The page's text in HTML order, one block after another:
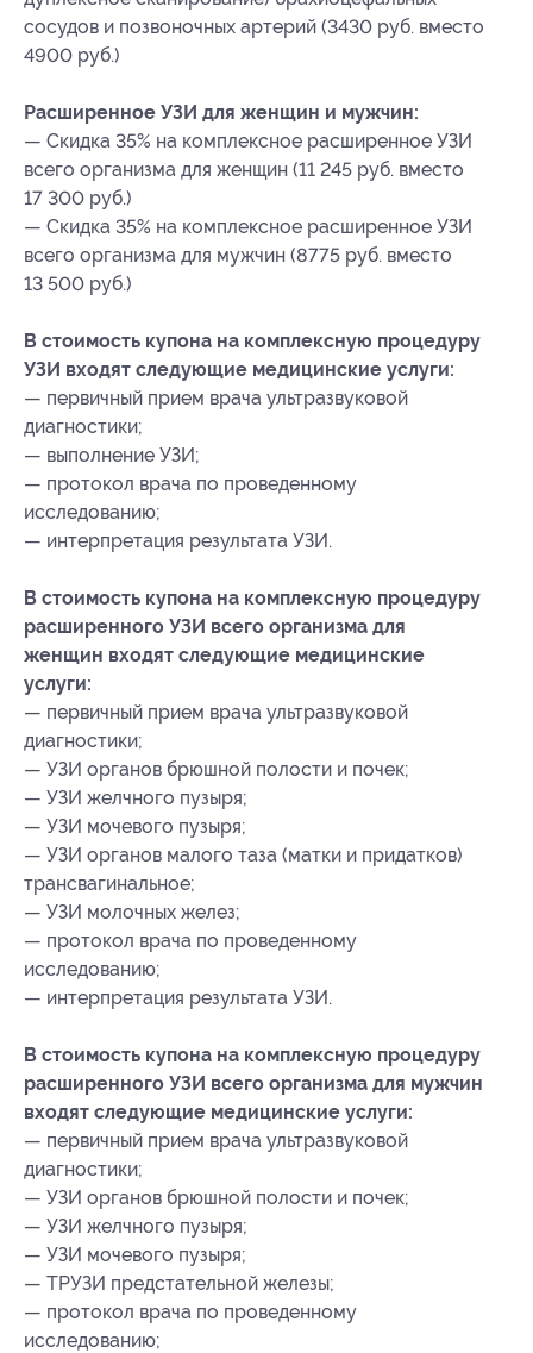
сосудов и позвоночных артерий (3430 руб. вместо
4900 руб.)
Расширенное УЗИ для женщин и мужчин:
— Скидка 35% на комплексное расширенное УЗИ
всего организма для женщин (11 245 руб. вместо
17 300 руб.)
— Скидка 35% на комплексное расширенное УЗИ
всего организма для мужчин (8775 руб. вместо
13 500 руб.)
В стоимость купона на комплексную процедуру
УЗИ входят следующие медицинские услуги:
— первичный прием врача ультразвуковой
диагностики;
— выполнение УЗИ;
— протокол врача по проведенному
исследованию;
— интерпретация результата УЗИ.
В стоимость купона на комплексную процедуру
расширенного УЗИ всего организма для
женщин входят следующие медицинские
услуги:
— первичный прием врача ультразвуковой
диагностики;
— УЗИ органов брюшной полости и почек;
— УЗИ желчного пузыря;
— УЗИ мочевого пузыря;
— УЗИ органов малого таза (матки и придатков)
трансвагинальное;
— УЗИ молочных желез;
— протокол врача по проведенному
исследованию;
— интерпретация результата УЗИ.
В стоимость купона на комплексную процедуру
расширенного УЗИ всего организма для мужчин
входят следующие медицинские услуги:
— первичный прием врача ультразвуковой
диагностики;
— УЗИ органов брюшной полости и почек;
— УЗИ желчного пузыря;
— УЗИ мочевого пузыря;
— ТРУЗИ предстательной железы;
— протокол врача по проведенному
исследованию;